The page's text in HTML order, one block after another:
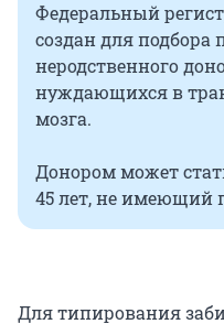
Федеральный
создан для подбора
неродственного
нуждающихся в
мозга.
Донором может
45 лет, не имеющий
Для типирования